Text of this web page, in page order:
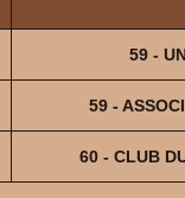
59 -
59 -
60 - CLUB